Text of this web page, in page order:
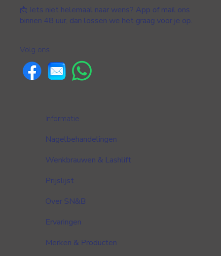
📩 Iets niet helemaal naar wens? App of mail ons
binnen 48 uur, dan lossen we het graag voor je op.
Volg ons
Informatie
Nagelbehandelingen
Wenkbrauwen & Lashlift
Prijslijst
Over SN&B
Ervaringen
Merken & Producten